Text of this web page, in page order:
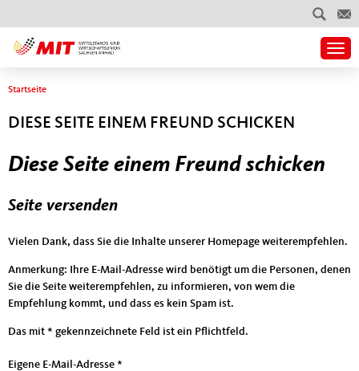
Sie sind hier
Startseite
DIESE SEITE EINEM FREUND SCHICKEN
Diese Seite einem Freund schicken
Seite versenden
Vielen Dank, dass Sie die Inhalte unserer Homepage weiterempfehlen.
Anmerkung: Ihre E-Mail-Adresse wird benötigt um die Personen, denen
Sie die Seite weiterempfehlen, zu informieren, von wem die
Empfehlung kommt, und dass es kein Spam ist.
Das mit * gekennzeichnete Feld ist ein Pflichtfeld.
Eigene E-Mail-Adresse *